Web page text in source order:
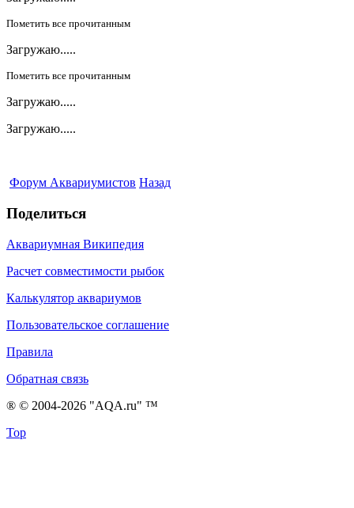
Пометить все прочитанным
Загружаю.....
Пометить все прочитанным
Загружаю.....
Загружаю.....
Форум Аквариумистов Назад
Поделиться
Аквариумная Википедия
Расчет совместимости рыбок
Калькулятор аквариумов
Пользовательское соглашение
Правила
Обратная связь
® © 2004-2026 "AQA.ru" ™
Top